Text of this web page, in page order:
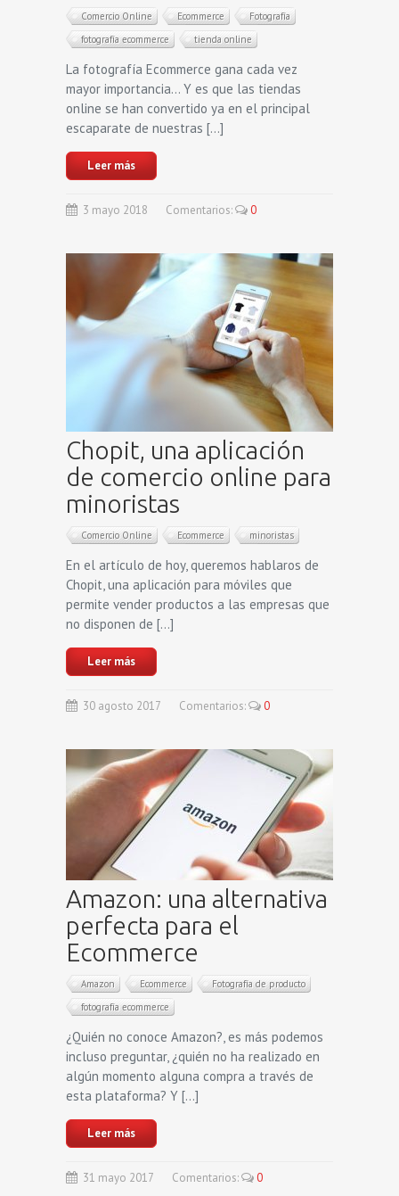
Comercio Online Ecommerce
Fotografía
fotografía ecommerce
tienda online
La fotografía Ecommerce gana cada vez
mayor importancia… Y es que las tiendas
online se han convertido ya en el principal
escaparate de nuestras […]
Leer más
3 mayo 2018 Comentarios: 0
Chopit, una aplicación
de comercio online para
minoristas
Comercio Online Ecommerce minoristas
En el artículo de hoy, queremos hablaros de
Chopit, una aplicación para móviles que
permite vender productos a las empresas que
no disponen de […]
Leer más
30 agosto 2017 Comentarios: 0
Amazon: una alternativa
perfecta para el
Ecommerce
Amazon Ecommerce
Fotografía de producto
fotografía ecommerce
¿Quién no conoce Amazon?, es más podemos
incluso preguntar, ¿quién no ha realizado en
algún momento alguna compra a través de
esta plataforma? Y […]
Leer más
31 mayo 2017 Comentarios: 0